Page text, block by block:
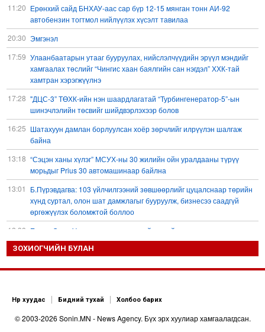
11:20 Ерөнхий сайд БНХАУ-аас сар бүр 12-15 мянган тонн АИ-92
автобензин тогтмол нийлүүлэх хүсэлт тавилаа
20:30 Эмгэнэл
17:59 Улаанбаатарын утааг бууруулах, нийслэлчүүдийн эрүүл мэндийг
хамгаалах төслийг “Чингис хаан баялгийн сан нэгдэл” ХХК-тай
хамтран хэрэгжүүлнэ
17:28 "ДЦС-3” ТӨХК-ийн нэн шаардлагатай “Турбингенератор-5”-ын
шинэчлэлийн төсвийг шийдвэрлэхээр болов
16:25 Шатахуун дамлан борлуулсан хоёр зөрчлийг илрүүлэн шалгаж
байна
13:18 “Сэцэн ханы хүлэг” МСУХ-ны 30 жилийн ойн уралдааны түрүү
морьдыг Prius 30 автомашинаар байлна
13:01
Б.Пүрэвдагва: 103 үйлчилгээний зөвшөөрлийг цуцалснаар төрийн
хүнд суртал, олон шат дамжлагыг бууруулж, бизнесээ саадгүй
өргөжүүлэх боломжтой боллоо
12:38 Европ Орос-Украины мөргөлдөөнийг энхийн замаар
шийдвэрлэхийг хүсвэл зэвсэг нийлүүлэхээ зогсоох ёстой гэжээ
сургуулилалт боллоо
ЗОХИОГЧИЙН БУЛАН
Нүүр хуудас Бидний тухай Холбоо барих
© 2003-2026 Sonin.MN - News Agency. Бүх эрх хуулиар хамгаалагдсан.